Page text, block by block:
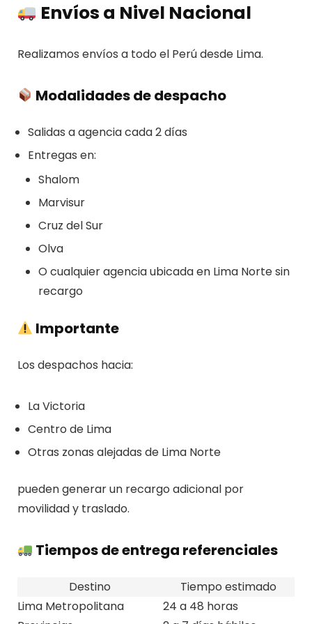
Envíos a Nivel Nacional
Realizamos envíos a todo el Perú desde Lima.
Modalidades de despacho
Salidas a agencia cada 2 días
Entregas en:
Shalom
Marvisur
Cruz del Sur
Olva
O cualquier agencia ubicada en Lima Norte sin
recargo
Importante
Los despachos hacia:
La Victoria
Centro de Lima
Otras zonas alejadas de Lima Norte
pueden generar un recargo adicional por
movilidad y traslado.
Tiempos de entrega referenciales
Destino
Tiempo estimado
Lima Metropolitana
24 a 48 horas